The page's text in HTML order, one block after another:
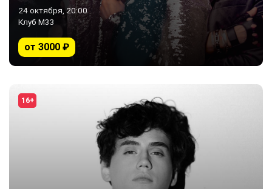
24 октября, 20:00
Клуб М33
от 3000 ₽
16+